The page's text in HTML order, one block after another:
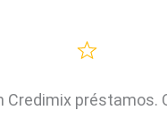
Credimix